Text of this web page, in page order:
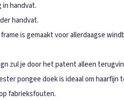
in handvat.
handvat.
is gemaakt voor allerdaagse
zul je door het patent alleen
pongee doek is ideaal om haarfijn
fabrieksfouten.